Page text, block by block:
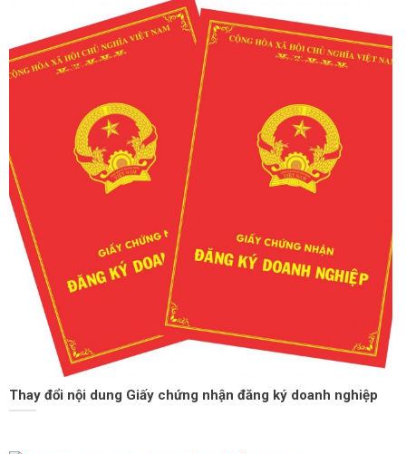
Thay đổi nội dung Giấy chứng nhận đăng ký doanh nghiệp